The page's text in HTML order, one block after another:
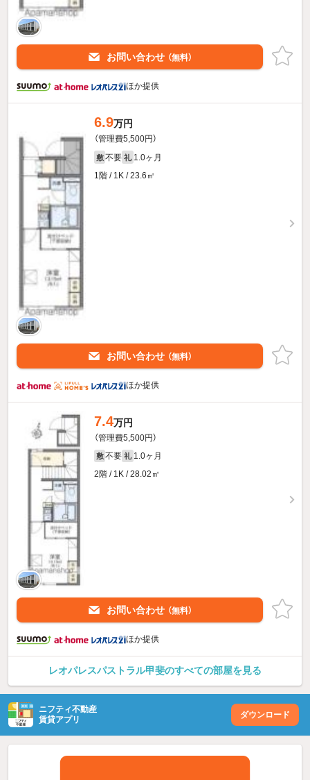
お問い合わせ （無料）
ほか提供
6.9万円
（管理費5,500円）
敷 不要 礼 1.0ヶ月
1階 / 1K / 23.6㎡
お問い合わせ （無料）
ほか提供
7.4万円
（管理費5,500円）
敷 不要 礼 1.0ヶ月
2階 / 1K / 28.02㎡
お問い合わせ （無料）
ほか提供
レオパレスパストラル甲斐のすべての部屋を見る
ニフティ不動産
賃貸アプリ
ダウンロード